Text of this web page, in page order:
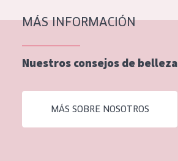
Piel normal y seca
Piel mixata o grasa
Piel madura
Piel expuesta al sol
Piel menopáusica
MÁS INFORMACIÓN
Nuestros consejos de belleza
MÁS SOBRE NOSOTROS